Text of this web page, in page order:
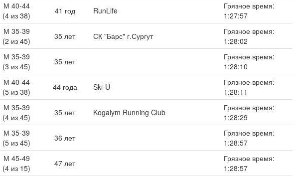
М 40-44
(4 из 38)
41 год RunLife
Грязное время:
1:27:57
М 35-39
(2 из 45)
35 лет СК "Барс" г.Сургут
Грязное время:
1:28:02
М 35-39
(3 из 45)
35 лет
Грязное время:
1:28:10
М 40-44
(5 из 38)
44 года Ski-U
Грязное время:
1:28:11
М 35-39
(4 из 45)
35 лет Kogalym Running Club
Грязное время:
1:28:29
М 35-39
(5 из 45)
36 лет
Грязное время:
1:28:57
М 45-49
(4 из 15)
47 лет
Грязное время:
1:28:57